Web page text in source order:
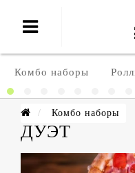
Комбо наборы
Комбо наборы
ДУЭТ